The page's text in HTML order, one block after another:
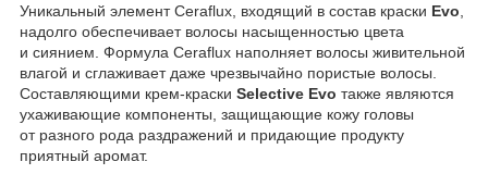
Уникальный элемент Ceraflux, входящий в состав краски Evo
надолго обеспечивает волосы насыщенностью цвета
и сиянием. Формула Ceraflux наполняет волосы живительной
влагой и сглаживает даже чрезвычайно пористые волосы.
Составляющими крем-краски Selective Evo также являются
ухаживающие компоненты, защищающие кожу головы
от разного рода раздражений и придающие продукту
приятный аромат.